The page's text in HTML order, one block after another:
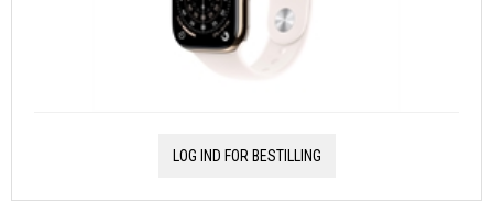
LOG IND FOR BESTILLING